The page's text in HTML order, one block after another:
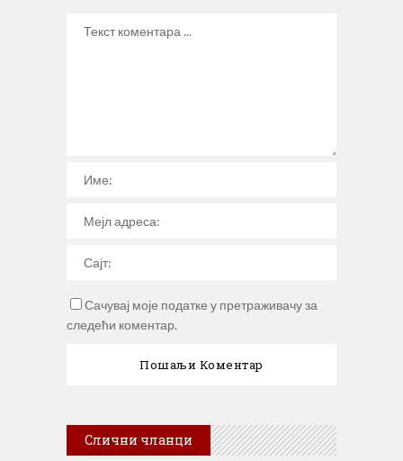
Сачувај моје податке у претраживачу за
следећи коментар.
Слични чланци